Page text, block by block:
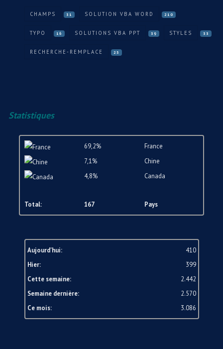
CHAMPS 31 SOLUTION VBA WORD 210
TYPO 16 SOLUTIONS VBA PPT 39 STYLES 33
RECHERCHE-REMPLACE 25
Statistiques
69,2%
France
7,1%
Chine
4,8%
Canada
Total: 167 Pays
Aujourd'hui:
410
Hier:
399
Cette semaine:
2.442
Semaine dernière:
2.570
Ce mois:
3.086